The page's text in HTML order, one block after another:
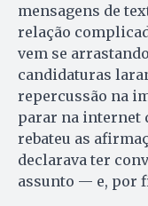
mensagens de
relação
vem se
candidaturas
repercussão na
parar na internet
rebateu as
declarava ter
assunto — e, por